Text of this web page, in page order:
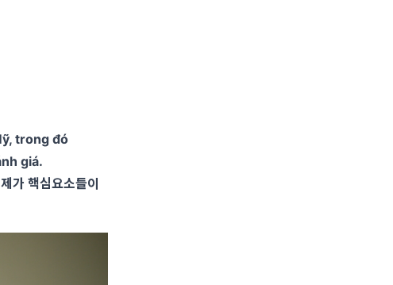
trong đó
giá.
가 핵심요소들이